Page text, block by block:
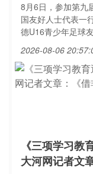
8月6日，参加第九
国友好人士代表一
德U16青少年足球
2026-08-06
《三项学习教
大河网记者文